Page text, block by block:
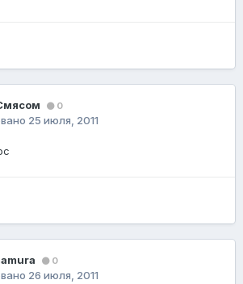
0
25 июля, 2011
0
26 июля, 2011